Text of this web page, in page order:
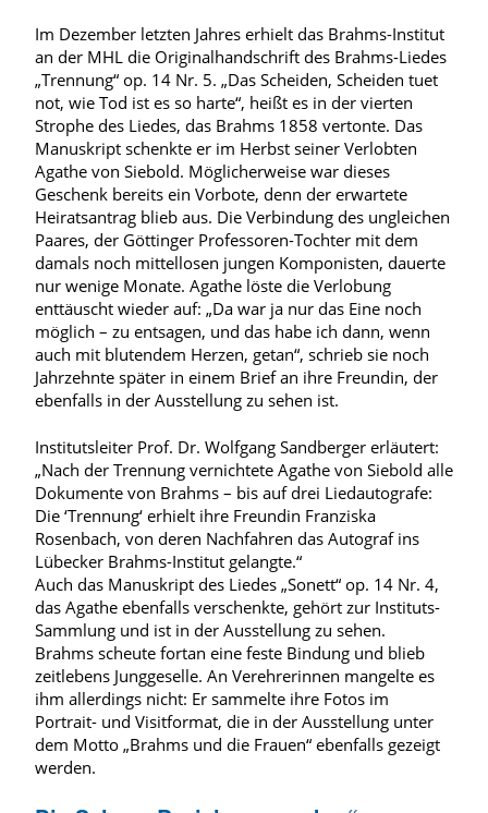
Im Dezember letzten Jahres erhielt das Brahms-Institut
an der MHL die Originalhandschrift des Brahms-Liedes
„Trennung“ op. 14 Nr. 5. „Das Scheiden, Scheiden tuet
not, wie Tod ist es so harte“, heißt es in der vierten
Strophe des Liedes, das Brahms 1858 vertonte. Das
Manuskript schenkte er im Herbst seiner Verlobten
Agathe von Siebold. Möglicherweise war dieses
Geschenk bereits ein Vorbote, denn der erwartete
Heiratsantrag blieb aus. Die Verbindung des ungleichen
Paares, der Göttinger Professoren-Tochter mit dem
damals noch mittellosen jungen Komponisten, dauerte
nur wenige Monate. Agathe löste die Verlobung
enttäuscht wieder auf: „Da war ja nur das Eine noch
möglich – zu entsagen, und das habe ich dann, wenn
auch mit blutendem Herzen, getan“, schrieb sie noch
Jahrzehnte später in einem Brief an ihre Freundin, der
ebenfalls in der Ausstellung zu sehen ist.
Institutsleiter Prof. Dr. Wolfgang Sandberger erläutert:
„Nach der Trennung vernichtete Agathe von Siebold alle
Dokumente von Brahms – bis auf drei Liedautografe:
Die ‘Trennung‘ erhielt ihre Freundin Franziska
Rosenbach, von deren Nachfahren das Autograf ins
Lübecker Brahms-Institut gelangte.“
Auch das Manuskript des Liedes „Sonett“ op. 14 Nr. 4,
das Agathe ebenfalls verschenkte, gehört zur Instituts-
Sammlung und ist in der Ausstellung zu sehen.
Brahms scheute fortan eine feste Bindung und blieb
zeitlebens Junggeselle. An Verehrerinnen mangelte es
ihm allerdings nicht: Er sammelte ihre Fotos im
Portrait- und Visitformat, die in der Ausstellung unter
dem Motto „Brahms und die Frauen“ ebenfalls gezeigt
werden.